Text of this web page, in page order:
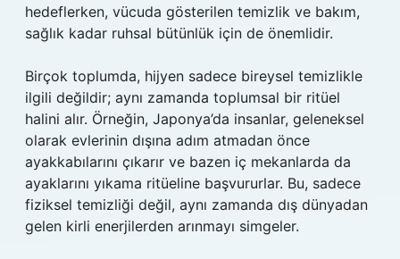
hedeflerken, vücuda gösterilen temizlik ve bakım,
sağlık kadar ruhsal bütünlük için de önemlidir.
Birçok toplumda, hijyen sadece bireysel temizlikle
ilgili değildir; aynı zamanda toplumsal bir ritüel
halini alır. Örneğin, Japonya’da insanlar, geleneksel
olarak evlerinin dışına adım atmadan önce
ayakkabılarını çıkarır ve bazen iç mekanlarda da
ayaklarını yıkama ritüeline başvururlar. Bu, sadece
fiziksel temizliği değil, aynı zamanda dış dünyadan
gelen kirli enerjilerden arınmayı simgeler.